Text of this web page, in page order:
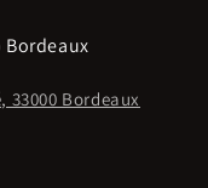
33000 Bordeaux